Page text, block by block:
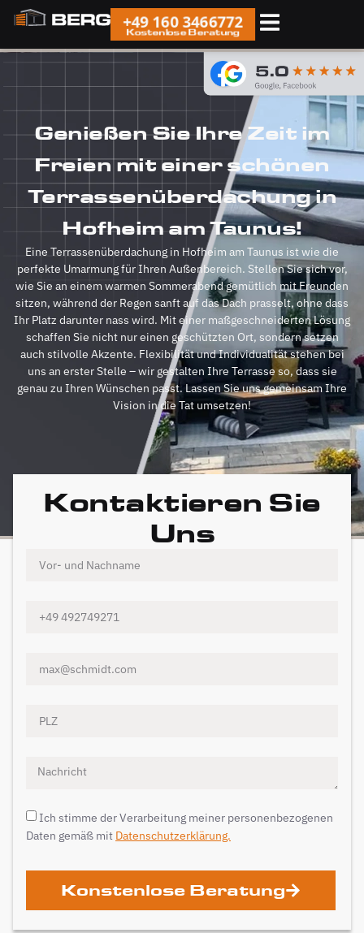
+49 160 3466772
Kostenlose Beratung
Genießen Sie Ihre Zeit im
Freien mit einer schönen
Terrassenüberdachung in
Hofheim am Taunus!
Eine Terrassenüberdachung in Hofheim am Taunus ist wie die
perfekte Umarmung für Ihren Außenbereich. Stellen Sie sich vor,
wie Sie an einem warmen Sommerabend gemütlich mit Freunden
sitzen, während der Regen sanft auf das Dach prasselt, ohne dass
Ihr Platz darunter nass wird. Mit einer maßgeschneiderten Lösung
schaffen Sie nicht nur einen geschützten Ort, sondern setzen
auch stilvolle Akzente. Flexibilität und Individualität stehen bei
uns an erster Stelle – wir gestalten Ihre Terrasse so, dass sie
genau zu Ihren Wünschen passt. Lassen Sie uns gemeinsam Ihre
Vision in die Tat umsetzen!
Kontaktieren Sie
Uns
Ich stimme der Verarbeitung meiner personenbezogenen
Daten gemäß mit Datenschutzerklärung.
Konstenlose Beratung